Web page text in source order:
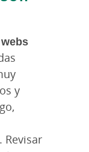
webs
y
Revisar